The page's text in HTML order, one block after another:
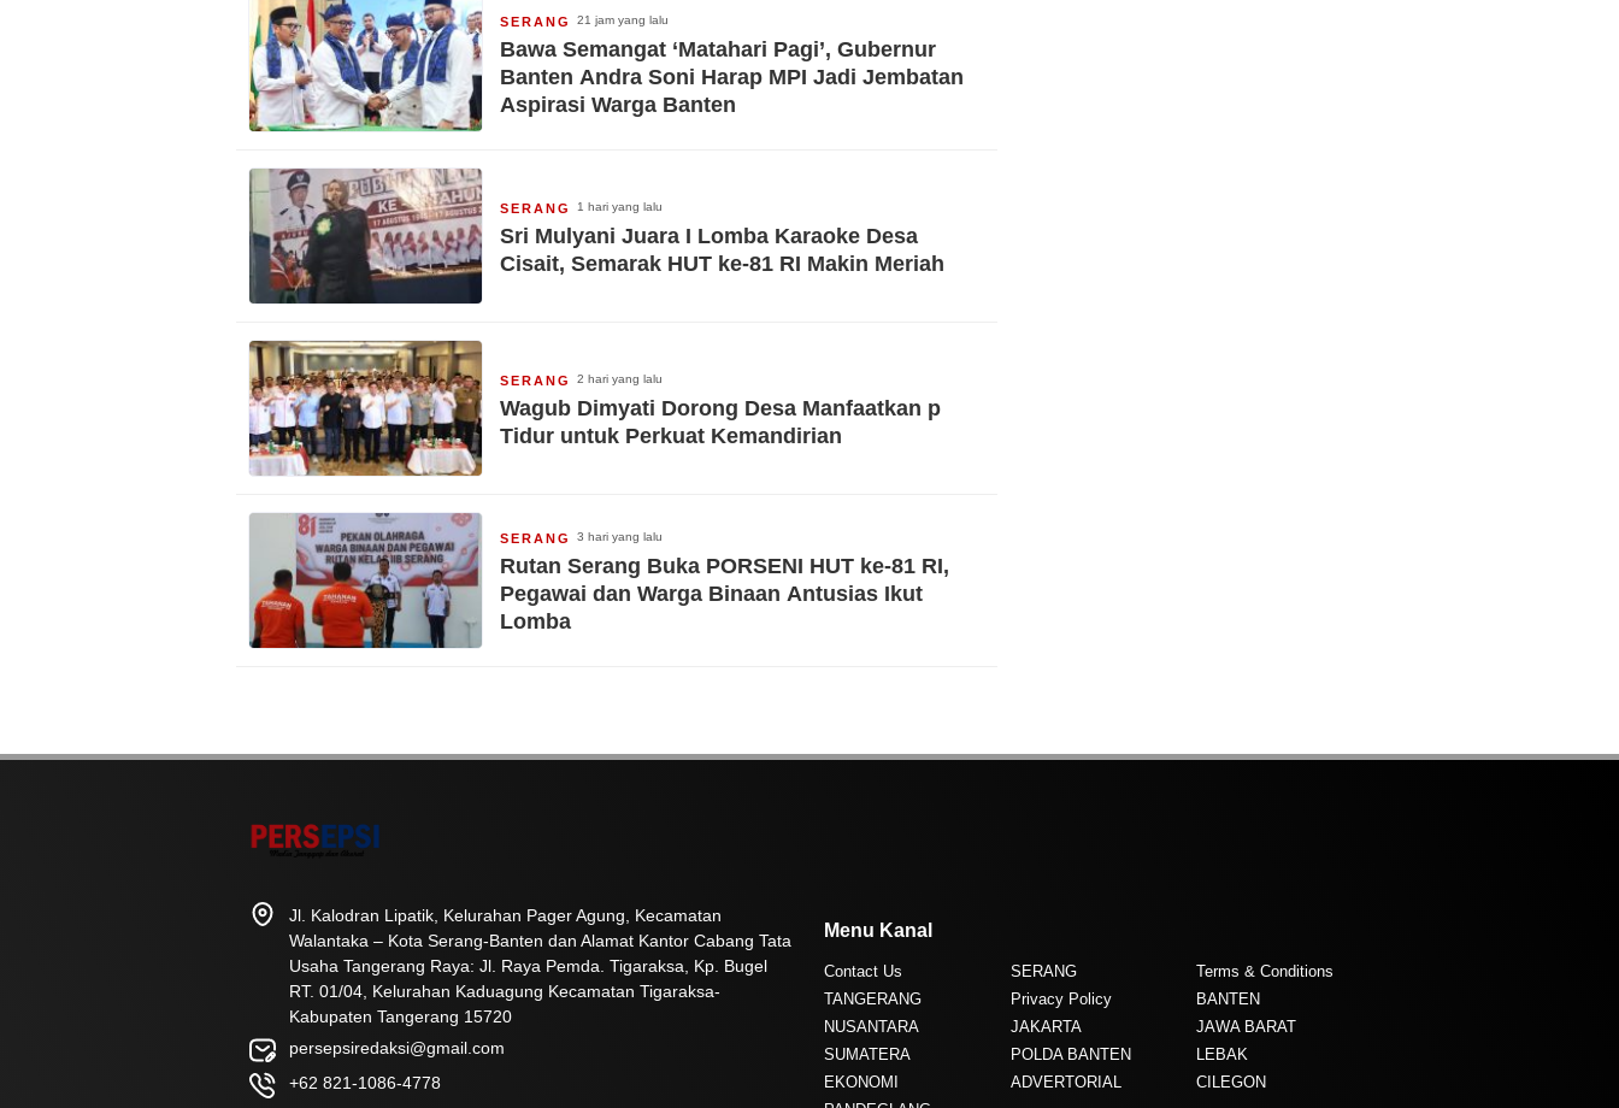
SERANG 21 jam yang lalu
Bawa Semangat ‘Matahari Pagi’, Gubernur
Banten Andra Soni Harap MPI Jadi Jembatan
Aspirasi Warga Banten
SERANG 1 hari yang lalu
Sri Mulyani Juara I Lomba Karaoke Desa
Cisait, Semarak HUT ke-81 RI Makin Meriah
SERANG 2 hari yang lalu
Wagub Dimyati Dorong Desa Manfaatkan p
Tidur untuk Perkuat Kemandirian
SERANG 3 hari yang lalu
Rutan Serang Buka PORSENI HUT ke-81 RI,
Pegawai dan Warga Binaan Antusias Ikut
Lomba
Jl. Kalodran Lipatik, Kelurahan Pager Agung, Kecamatan
Walantaka – Kota Serang-Banten dan Alamat Kantor Cabang Tata
Usaha Tangerang Raya: Jl. Raya Pemda. Tigaraksa, Kp. Bugel
RT. 01/04, Kelurahan Kaduagung Kecamatan Tigaraksa-
Kabupaten Tangerang 15720
persepsiredaksi@gmail.com
+62 821-1086-4778
Menu Kanal
Contact Us SERANG
Terms & Conditions
TANGERANG
Privacy Policy
BANTEN
NUSANTARA
JAKARTA
JAWA BARAT
SUMATERA
POLDA BANTEN
LEBAK
EKONOMI
ADVERTORIAL
CILEGON